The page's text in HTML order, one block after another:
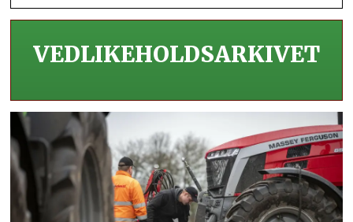
VEDLIKEHOLDS­ARKIVET